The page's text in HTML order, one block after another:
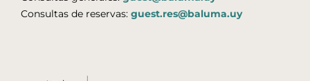
Consultas de reservas: guest.res@baluma.uy